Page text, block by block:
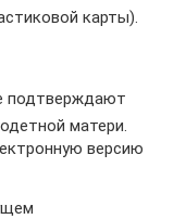
карты).
подтверждают
матери.
версию